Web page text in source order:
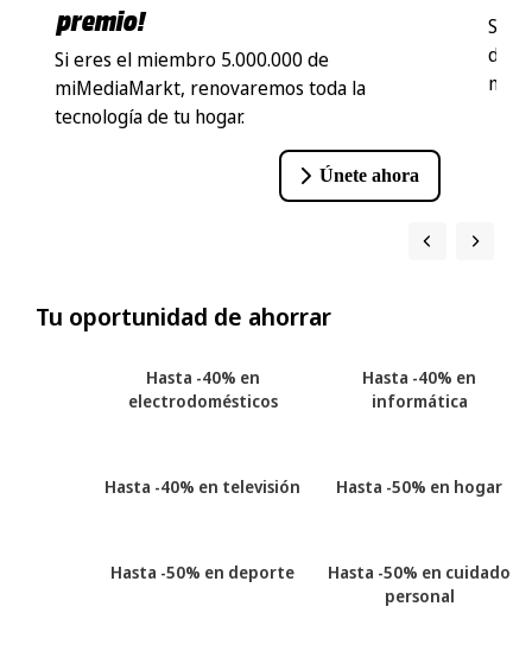
premio!
Si eres el miembro 5.000.000 de
miMediaMarkt, renovaremos toda la
tecnología de tu hogar.
Únete ahora
de
Tu oportunidad de ahorrar
Hasta -40% en
electrodomésticos
Hasta -40% en
informática
Hasta -40% en televisión Hasta -50% en hogar
Hasta -50% en deporte
Hasta -50% en cuidado
personal